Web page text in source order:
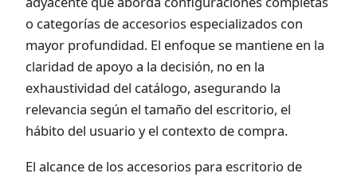
o categorías de accesorios especializados con
mayor profundidad. El enfoque se mantiene en la
claridad de apoyo a la decisión, no en la
exhaustividad del catálogo, asegurando la
relevancia según el tamaño del escritorio, el
hábito del usuario y el contexto de compra.
El alcance de los accesorios para escritorio de